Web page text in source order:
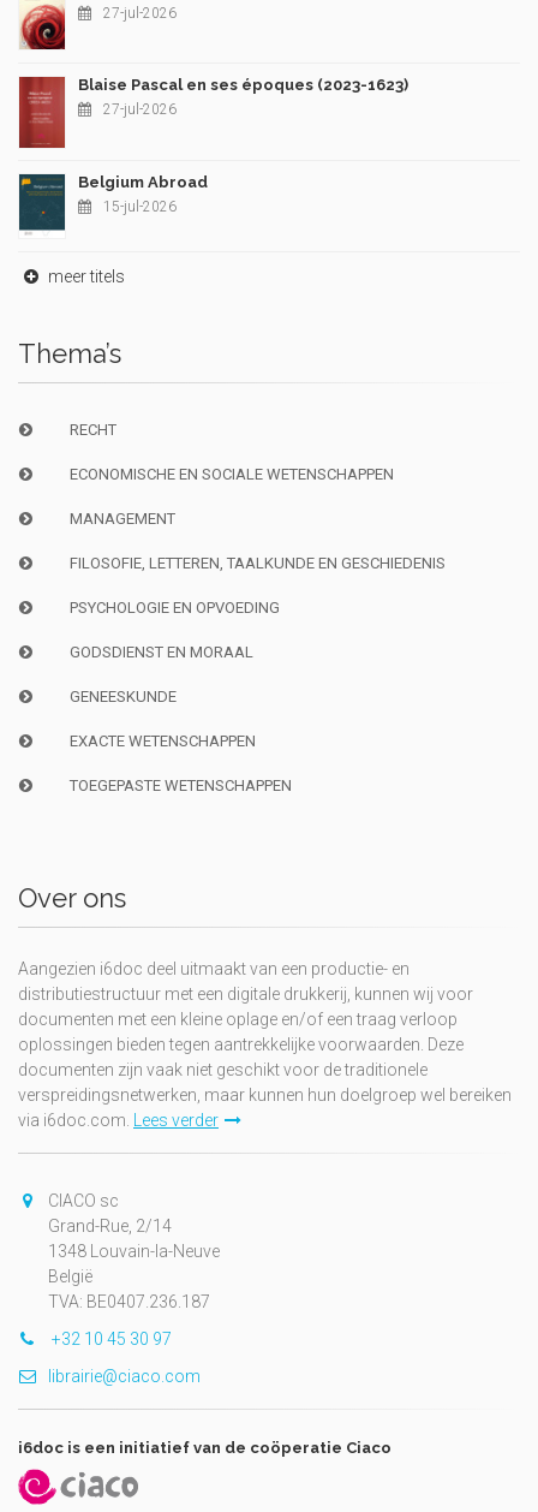
27-jul-2026
Blaise Pascal en ses époques (2023-1623)
27-jul-2026
Belgium Abroad
15-jul-2026
meer titels
Thema’s
RECHT
ECONOMISCHE EN SOCIALE WETENSCHAPPEN
MANAGEMENT
FILOSOFIE, LETTEREN, TAALKUNDE EN GESCHIEDENIS
PSYCHOLOGIE EN OPVOEDING
GODSDIENST EN MORAAL
GENEESKUNDE
EXACTE WETENSCHAPPEN
TOEGEPASTE WETENSCHAPPEN
Over ons
Aangezien i6doc deel uitmaakt van een productie- en
distributiestructuur met een digitale drukkerij, kunnen wij voor
documenten met een kleine oplage en/of een traag verloop
oplossingen bieden tegen aantrekkelijke voorwaarden. Deze
documenten zijn vaak niet geschikt voor de traditionele
verspreidingsnetwerken, maar kunnen hun doelgroep wel bereiken
via i6doc.com. Lees verder
CIACO sc
Grand-Rue, 2/14
1348 Louvain-la-Neuve
België
TVA: BE0407.236.187
+32 10 45 30 97
librairie@ciaco.com
i6doc is een initiatief van de coöperatie Ciaco